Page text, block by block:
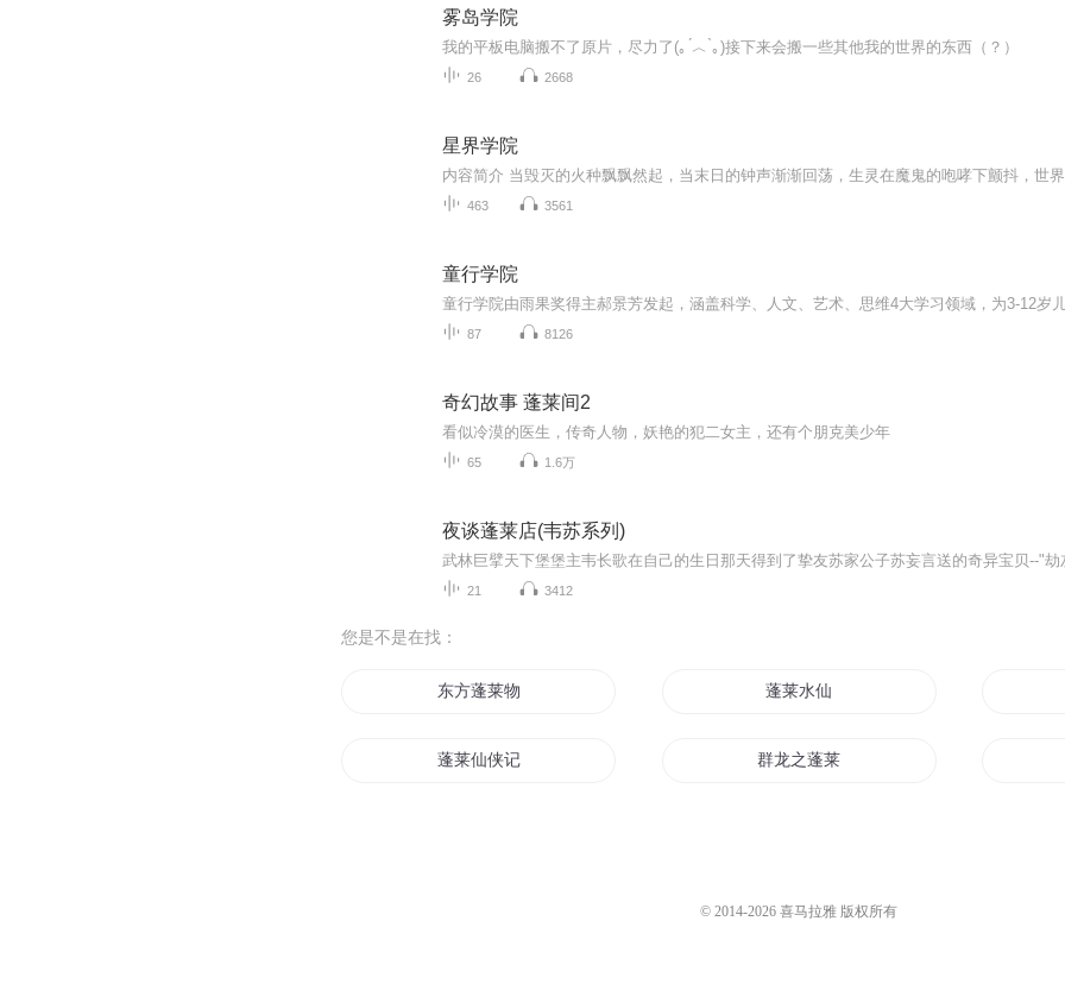
雾岛学院
我的平板电脑搬不了原片，尽力了(｡ ́︿ ̀｡)接下来会搬一些其他我的世界的东西（？）
26 2668
星界学院
463 3561
童行学院
87 8126
奇幻故事 蓬莱间2
看似冷漠的医生，传奇人物，妖艳的犯二女主，还有个朋克美少年
65 1.6万
夜谈蓬莱店(韦苏系列)
21 3412
您是不是在找：
东方蓬莱物语 蓬莱水仙
蓬莱仙侠记 群龙之蓬莱功德
© 2014-2026 喜马拉雅 版权所有